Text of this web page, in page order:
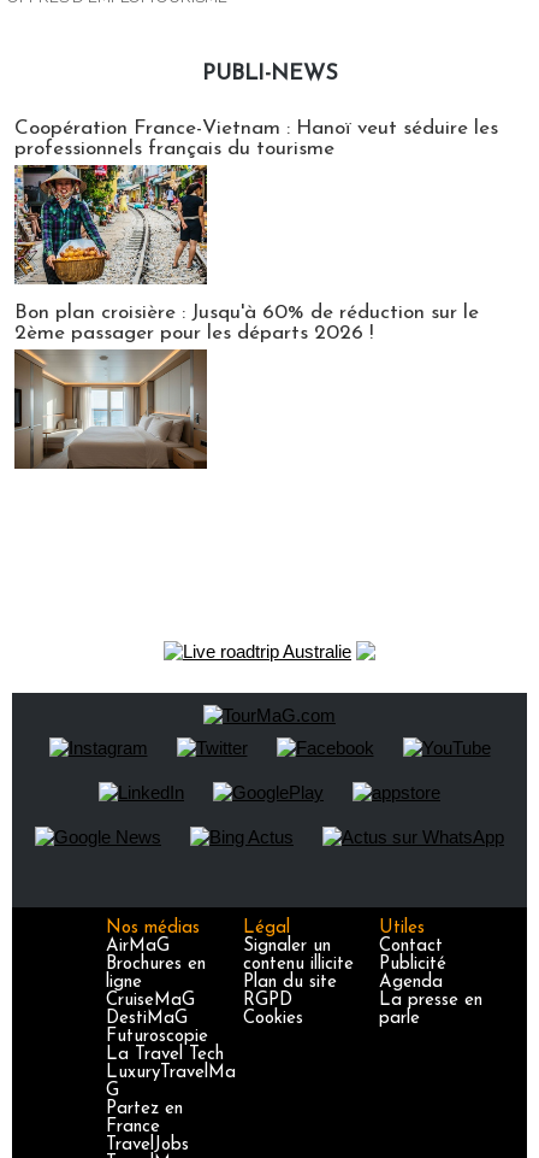
PUBLI-NEWS
Coopération France-Vietnam : Hanoï veut séduire les
professionnels français du tourisme
Bon plan croisière : Jusqu'à 60% de réduction sur le
2ème passager pour les départs 2026 !
Nos médias
AirMaG
Brochures en
ligne
CruiseMaG
DestiMaG
Futuroscopie
La Travel Tech
LuxuryTravelMa
G
Partez en
France
TravelJobs
Légal
Signaler un
contenu illicite
Plan du site
RGPD
Cookies
Utiles
Contact
Publicité
Agenda
La presse en
parle